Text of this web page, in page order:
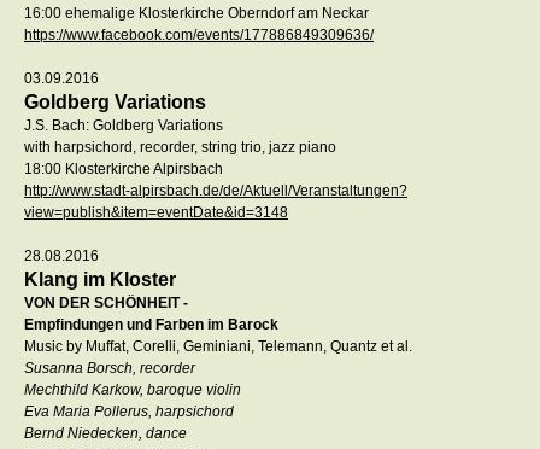
16:00 ehemalige Klosterkirche Oberndorf am Neckar
https://www.facebook.com/events/177886849309636/
03.09.2016
Goldberg Variations
J.S. Bach: Goldberg Variations
with harpsichord, recorder, string trio, jazz piano
18:00 Klosterkirche Alpirsbach
http://www.stadt-alpirsbach.de/de/Aktuell/Veranstaltungen?
view=publish&item=eventDate&id=3148
28.08.2016
Klang im Kloster
VON DER SCHÖNHEIT -
Empfindungen und Farben im Barock
Music by Muffat, Corelli, Geminiani, Telemann, Quantz et al.
Susanna Borsch, recorder
Mechthild Karkow, baroque violin
Eva Maria Pollerus, harpsichord
Bernd Niedecken, dance